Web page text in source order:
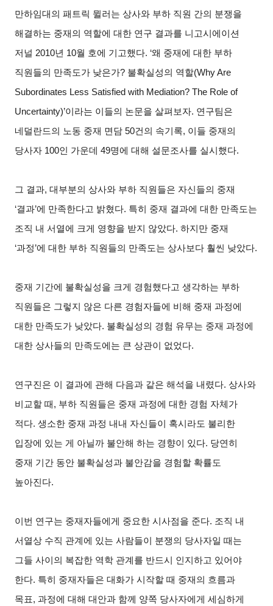
만하임대의 패트릭 뮐러는 상사와 부하 직원 간의 분쟁을
해결하는 중재의 역할에 대한 연구 결과를 니고시에이션
저널 2010년 10월 호에 기고했다. ‘왜 중재에 대한 부하
직원들의 만족도가 낮은가? 불확실성의 역할(Why Are
Subordinates Less Satisfied with Mediation? The Role of
Uncertainty)’이라는 이들의 논문을 살펴보자. 연구팀은
네덜란드의 노동 중재 면담 50건의 속기록, 이들 중재의
당사자 100인 가운데 49명에 대해 설문조사를 실시했다.
그 결과, 대부분의 상사와 부하 직원들은 자신들의 중재
‘결과’에 만족한다고 밝혔다. 특히 중재 결과에 대한 만족도는
조직 내 서열에 크게 영향을 받지 않았다. 하지만 중재
‘과정’에 대한 부하 직원들의 만족도는 상사보다 훨씬 낮았다.
중재 기간에 불확실성을 크게 경험했다고 생각하는 부하
직원들은 그렇지 않은 다른 경험자들에 비해 중재 과정에
대한 만족도가 낮았다. 불확실성의 경험 유무는 중재 과정에
대한 상사들의 만족도에는 큰 상관이 없었다.
연구진은 이 결과에 관해 다음과 같은 해석을 내렸다. 상사와
비교할 때, 부하 직원들은 중재 과정에 대한 경험 자체가
적다. 생소한 중재 과정 내내 자신들이 혹시라도 불리한
입장에 있는 게 아닐까 불안해 하는 경향이 있다. 당연히
중재 기간 동안 불확실성과 불안감을 경험할 확률도
높아진다.
이번 연구는 중재자들에게 중요한 시사점을 준다. 조직 내
서열상 수직 관계에 있는 사람들이 분쟁의 당사자일 때는
그들 사이의 복잡한 역학 관계를 반드시 인지하고 있어야
한다. 특히 중재자들은 대화가 시작할 때 중재의 흐름과
목표, 과정에 대해 대안과 함께 양쪽 당사자에게 세심하게